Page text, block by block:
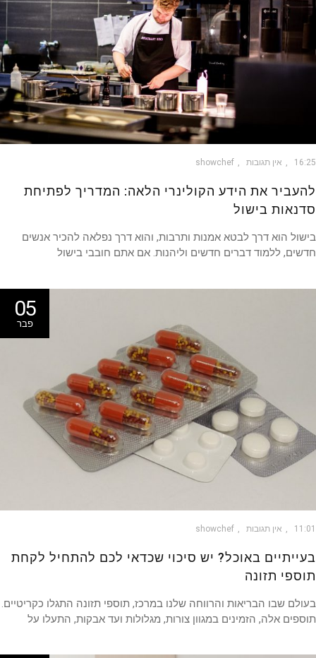
אין תגובות showchef
את הידע הקולינרי הלאה: המדריך לפתיחת
בישול
הוא דרך לבטא אמנות ותרבות, והוא דרך נפלאה להכיר אנשים
ללמוד דברים חדשים וליהנות. אם אתם חובבי בישול
05
פבר
אין תגובות showchef
באוכל? יש סיכוי שכדאי לכם להתחיל לקחת
תזונה
שבו הבריאות והרווחה שלנו במרכז, תוספי תזונה התגלו כקריטיים.
אלה, הזמינים במגוון צורות, מגלולות ועד אבקות, התעלו על